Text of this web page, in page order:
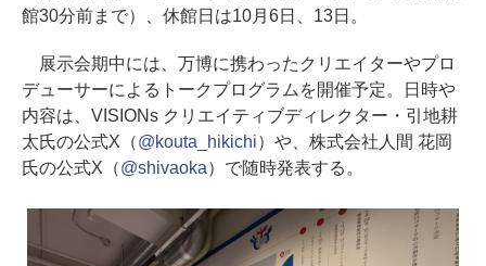
館30分前まで）、休館日は10月6日、13日。
展示会期中には、万博に携わったクリエイターやプロ
デューサーによるトークプログラムを開催予定。日時や
内容は、VISIONs クリエイティブディレクター・引地耕
太氏の公式X（@kouta_hikichi）や、株式会社人間 花岡
氏の公式X（@shivaoka）で随時発表する。